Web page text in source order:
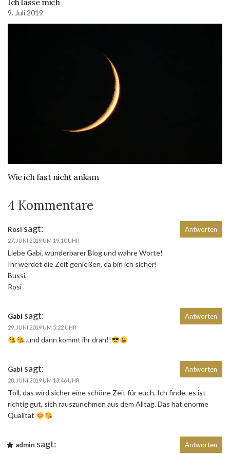
9. Juli 2019
Wie ich fast nicht ankam
4 Kommentare
Rosi sagt:
27. JUNI 2019 UM 19:10 UHR
Liebe Gabi, wunderbarer Blog und wahre Worte!
Ihr werdet die Zeit genießen, da bin ich sicher!
Bussi,
Rosi
Antworten
Gabi sagt:
29. JUNI 2019 UM 5:22 UHR
..und dann kommt ihr dran!!
Antworten
Gabi sagt:
28. JUNI 2019 UM 13:46 UHR
Toll, das wird sicher eine schöne Zeit für euch. Ich finde, es ist
richtig gut, sich rauszunehmen aus dem Alltag. Das hat enorme
Qualität
Antworten
admin sagt: Antworten